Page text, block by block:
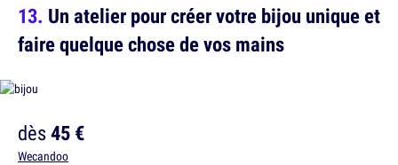
Un atelier pour créer votre bijou unique et
faire quelque chose de vos mains
dès45 €
Wecandoo